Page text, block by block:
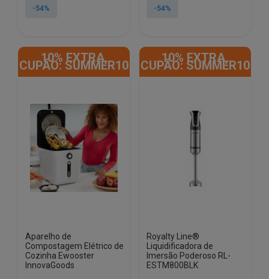
original
atual
-54%
original
atual
-54%
10% EXTRA,
CUPÃO: SUMMER10
Aparelho de
Compostagem Elétrico de
Cozinha Ewooster
InnovaGoods
10% EXTRA,
CUPÃO: SUMMER10
Royalty Line®
Liquidificadora de
Imersão Poderoso RL-
ESTM800BLK